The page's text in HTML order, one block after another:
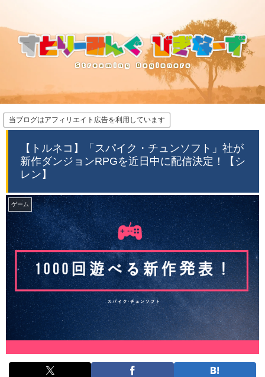
当ブログはアフィリエイト広告を利用しています
【トルネコ】「スパイク・チュンソフト」社が
新作ダンジョンRPGを近日中に配信決定！【シ
レン】
ゲーム